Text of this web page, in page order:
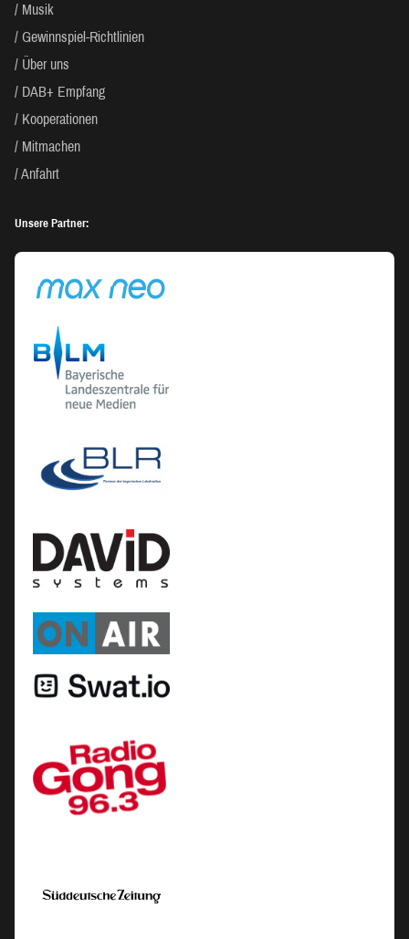
Musik
Gewinnspiel-Richtlinien
Über uns
DAB+ Empfang
Kooperationen
Mitmachen
Anfahrt
Unsere Partner: